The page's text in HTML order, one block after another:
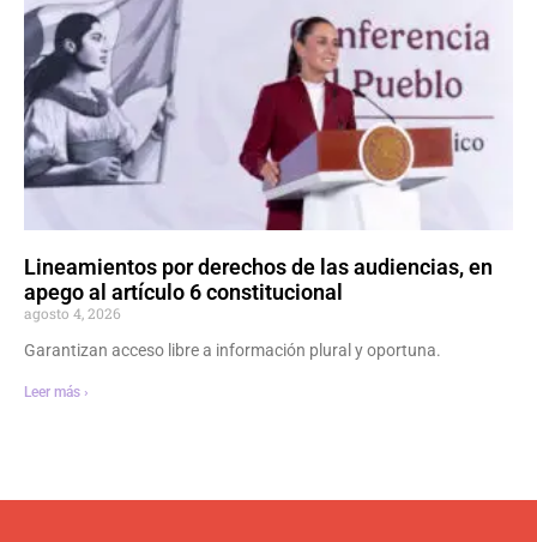
Lineamientos por derechos de las audiencias, en
apego al artículo 6 constitucional
agosto 4, 2026
Garantizan acceso libre a información plural y oportuna.
Leer más ›